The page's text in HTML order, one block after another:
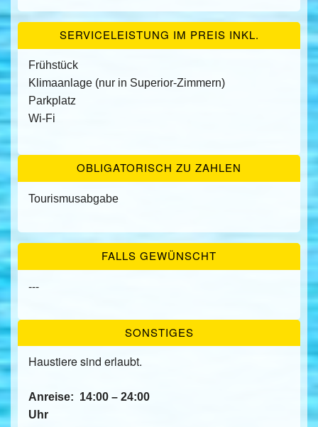
SERVICELEISTUNG IM PREIS INKL.
Frühstück
Klimaanlage (nur in Superior-Zimmern)
Parkplatz
Wi-Fi
OBLIGATORISCH ZU ZAHLEN
Tourismusabgabe
FALLS GEWÜNSCHT
---
SONSTIGES
Haustiere sind erlaubt.
Anreise: 14:00 – 24:00
Uhr